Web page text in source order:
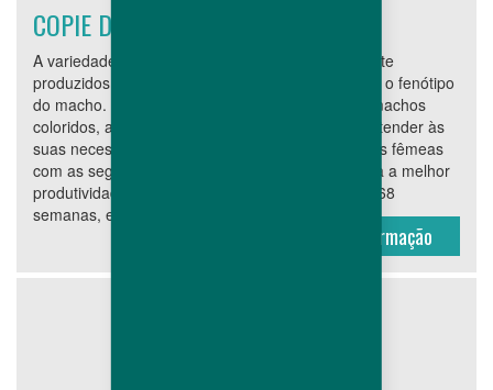
COPIE DE RECESSIVE FEMALES
A variedade recessiva permite que frangos de corte
produzidos a partir desses reprodutores possuam o fenótipo
do macho. Oferecendo uma vasta variedade de machos
coloridos, a Hubbard certamente será capaz de atender às
suas necessidades. Esta variedade apresenta dois fêmeas
com as seguintes características: JA 57 Ki: mostra a melhor
produtividade da matriz, com mais de 227 OA as 68
semanas, e permite que o frango de corte seja...
Mais Informação